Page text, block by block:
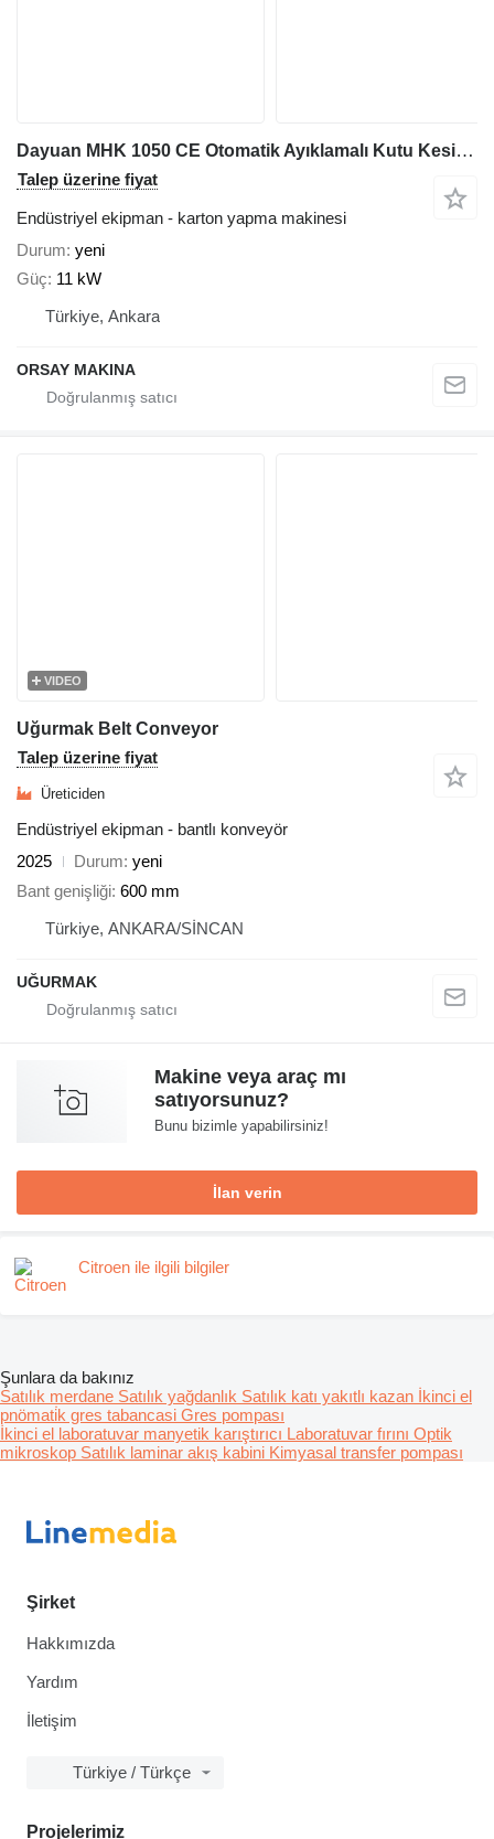
Dayuan MHK 1050 CE Otomatik Ayıklamalı Kutu Kesim Makinesi
Talep üzerine fiyat
Endüstriyel ekipman - karton yapma makinesi
Durum yeni
Güç 11 kW
Türkiye, Ankara
ORSAY MAKINA
VIDEO
Uğurmak Belt Conveyor
Talep üzerine fiyat
Üreticiden
Endüstriyel ekipman - bantlı konveyör
2025
Durum yeni
Bant genişliği 600 mm
Türkiye, ANKARA/SİNCAN
UĞURMAK
Makine veya araç mı
satıyorsunuz?
Bunu bizimle yapabilirsiniz!
İlan verin
Citroen ile ilgili bilgiler
Şunlara da bakınız
Satılık merdane Satılık yağdanlık Satılık katı yakıtlı kazan İkinci el
pnömati̇k gres tabancasi Gres pompası
İkinci el laboratuvar manyetik karıştırıcı Laboratuvar fırını Optik
mikroskop Satılık laminar akış kabini Kimyasal transfer pompası
Şirket
Hakkımızda
Yardım
İletişim
Türkiye / Türkçe
Projelerimiz